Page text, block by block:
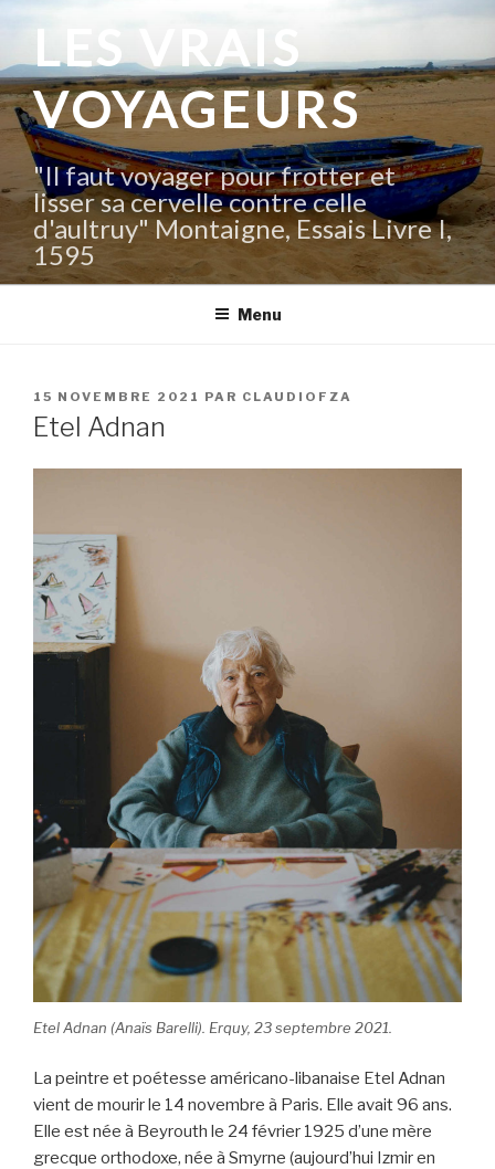
contenu
principal
LES VRAIS
VOYAGEURS
"Il faut voyager pour frotter et
lisser sa cervelle contre celle
d'aultruy" Montaigne, Essais Livre I,
1595
Menu
PUBLIÉ
LE
15 NOVEMBRE 2021 PAR CLAUDIOFZA
Etel Adnan
Etel Adnan (Anaïs Barelli). Erquy, 23 septembre 2021.
La peintre et poétesse américano-libanaise Etel Adnan
vient de mourir le 14 novembre à Paris. Elle avait 96 ans.
Elle est née à Beyrouth le 24 février 1925 d’une mère
grecque orthodoxe, née à Smyrne (aujourd’hui Izmir en